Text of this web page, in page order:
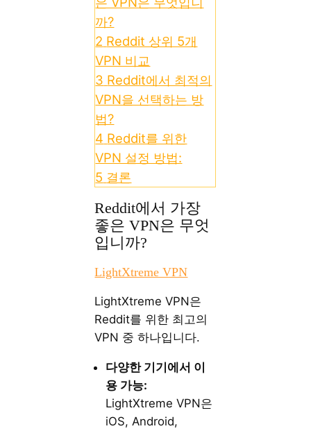
까?
2 Reddit 상위 5개
VPN 비교
3 Reddit에서 최적의
VPN을 선택하는 방
법?
4 Reddit를 위한
VPN 설정 방법:
5 결론
Reddit에서 가장
좋은 VPN은 무엇
입니까?
LightXtreme VPN
LightXtreme VPN은
Reddit를 위한 최고의
VPN 중 하나입니다.
다양한 기기에서 이
용 가능:
LightXtreme VPN은
iOS, Android,